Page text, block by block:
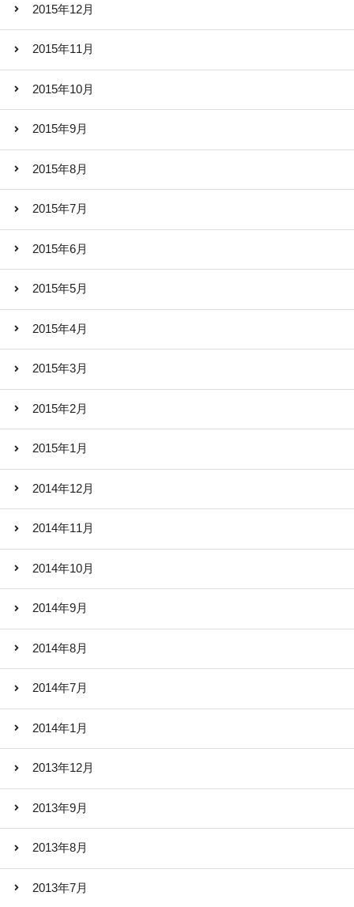
2015年12月
2015年11月
2015年10月
2015年9月
2015年8月
2015年7月
2015年6月
2015年5月
2015年4月
2015年3月
2015年2月
2015年1月
2014年12月
2014年11月
2014年10月
2014年9月
2014年8月
2014年7月
2014年1月
2013年12月
2013年9月
2013年8月
2013年7月